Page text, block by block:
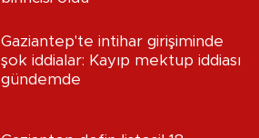
Gaziantep'te intihar girişiminde
şok iddialar: Kayıp mektup iddiası
gündemde